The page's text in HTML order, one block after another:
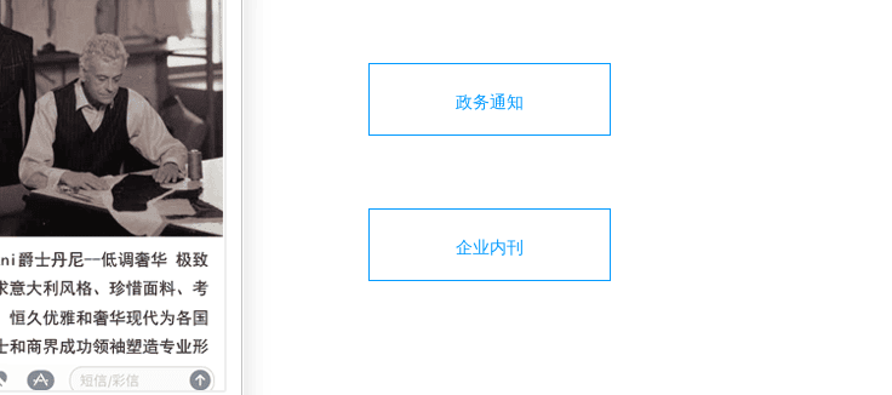
政务通知
企业内刊